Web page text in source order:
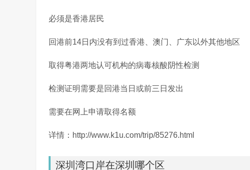
必须是香港居民
回港前14日内没有到过香港、澳门、广东以外其他地区
取得粤港两地认可机构的病毒核酸阴性检测
检测证明需要是回港当日或前三日发出
需要在网上申请取得名额
详情：http://www.k1u.com/trip/85276.html
深圳湾口岸在深圳哪个区